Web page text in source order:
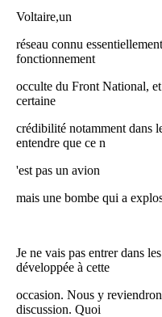
Voltaire,un
réseau connu
fonctionnement
occulte du Front National,
certaine
crédibilité notamment dans
entendre que ce n
'est pas un avion
mais une bombe qui a
Je ne vais pas entrer dans
développée à cette
occasion. Nous y
discussion. Quoi